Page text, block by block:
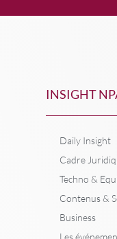
INSIGHT
Daily Insight
Cadre
Techno &
Contenus &
Business